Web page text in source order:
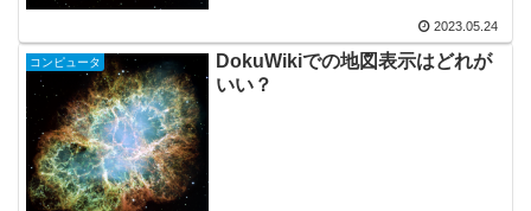
2023.05.24
コンピュータ
DokuWikiでの地図表示はどれが
いい？